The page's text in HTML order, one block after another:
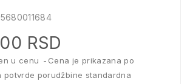
RSD
u cenu
Cena je prikazana po
potvrde porudžbine standardna